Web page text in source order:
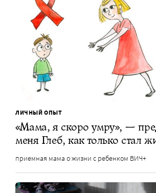
ЛИЧНЫЙ ОПЫТ
«Мама, я скоро умру», —
меня Глеб, как только стал
приемная мама о жизни с ребенком ВИЧ+